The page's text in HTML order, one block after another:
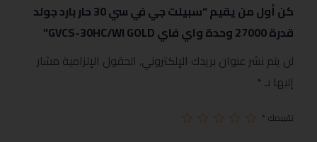
كن أول من يقيم “سبيلت جي في سي 30 حار بارد جولد
قدرة 27000 وحدة واي فاي GVCS-30HC/WI GOLD”
لن يتم نشر عنوان بريدك الإلكتروني. الحقول الإلزامية مشار
إليها بـ*
تقييمك *